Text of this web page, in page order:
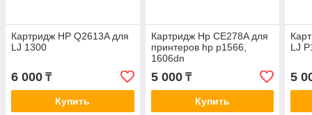
Картридж HP Q2613A для
LJ 1300
6 000 ₸
Купить
Картридж Hp CE278A для
принтеров hp p1566,
1606dn
5 000₸
Купить
LJ
5